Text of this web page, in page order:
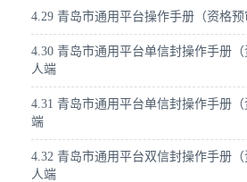
4.29 青岛市通用平台操作手册（资格
4.30 青岛市通用平台单信封操作手册
人端
4.31 青岛市通用平台单信封操作手册
端
4.32 青岛市通用平台双信封操作手册
人端